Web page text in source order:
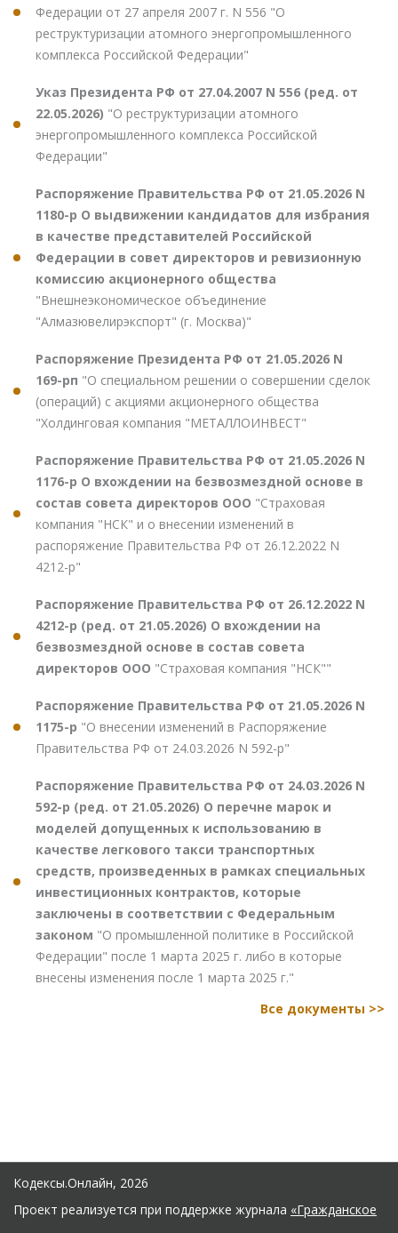
Федерации от 27 апреля 2007 г. N 556 "О
реструктуризации атомного энергопромышленного
комплекса Российской Федерации"
Указ Президента РФ от 27.04.2007 N 556 (ред. от
22.05.2026) "О реструктуризации атомного
энергопромышленного комплекса Российской
Федерации"
Распоряжение Правительства РФ от 21.05.2026 N
1180-р О выдвижении кандидатов для избрания
в качестве представителей Российской
Федерации в совет директоров и ревизионную
комиссию акционерного общества
"Внешнеэкономическое объединение
"Алмазювелирэкспорт" (г. Москва)"
Распоряжение Президента РФ от 21.05.2026 N
169-рп "О специальном решении о совершении сделок
(операций) с акциями акционерного общества
"Холдинговая компания "МЕТАЛЛОИНВЕСТ"
Распоряжение Правительства РФ от 21.05.2026 N
1176-р О вхождении на безвозмездной основе в
состав совета директоров ООО "Страховая
компания "НСК" и о внесении изменений в
распоряжение Правительства РФ от 26.12.2022 N
4212-р"
Распоряжение Правительства РФ от 26.12.2022 N
4212-р (ред. от 21.05.2026) О вхождении на
безвозмездной основе в состав совета
директоров ООО "Страховая компания "НСК""
Распоряжение Правительства РФ от 21.05.2026 N
1175-р "О внесении изменений в Распоряжение
Правительства РФ от 24.03.2026 N 592-р"
Распоряжение Правительства РФ от 24.03.2026 N
592-р (ред. от 21.05.2026) О перечне марок и
моделей допущенных к использованию в
качестве легкового такси транспортных
средств, произведенных в рамках специальных
инвестиционных контрактов, которые
заключены в соответствии с Федеральным
законом "О промышленной политике в Российской
Федерации" после 1 марта 2025 г. либо в которые
внесены изменения после 1 марта 2025 г."
Все документы >>
Кодексы.Онлайн, 2026
Проект реализуется при поддержке журнала «Гражданское